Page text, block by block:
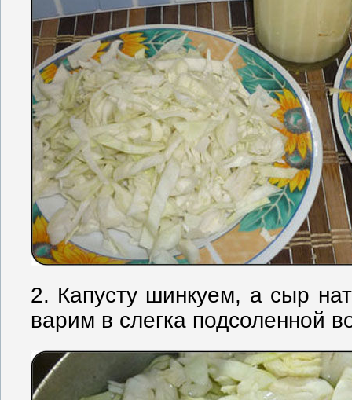
2. Капусту шинкуем, а сыр
варим в слегка подсоленной